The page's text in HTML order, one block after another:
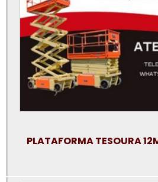
Locação de pta
Locação plataforma articulada
Locação plataforma articulada preço
Locação plataforma elevatória tesoura
PLATAFORMA TESOURA